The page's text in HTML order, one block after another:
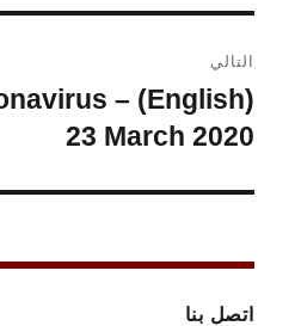
التالي
المقالة
التالية:
–
23 March 2020
اتصل بنا